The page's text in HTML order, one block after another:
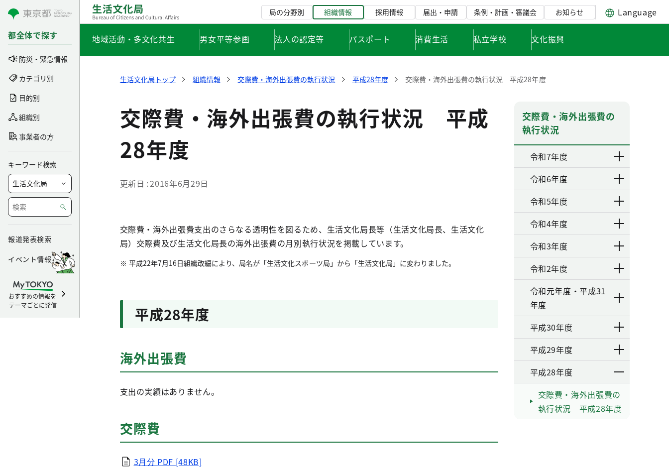
コンテンツにスキップ
都全体で探す
防災・緊急情報
カテゴリ別
目的別
組織別
事業者の方
キーワード検索
報道発表検索
イベント情報
おすすめの情報を
テーマごとに発信
局の分野別 組織情報 採用情報 届出・申請 条例・計画・審議会 お知らせ Language
地域活動・多文化共生 男女平等参画 法人の認定等 パスポート 消費生活 私立学校 文化振興
生活文化局トップ 組織情報 交際費・海外出張費の執行状況 平成28年度 交際費・海外出張費の執行状況 平成28年度
交際費・海外出張費の執行状況 平成
28年度
更新日 2016年6月29日
交際費・海外出張費支出のさらなる透明性を図るため、生活文化局長等（生活文化局長、生活文化
局）交際費及び生活文化局長の海外出張費の月別執行状況を掲載しています。
平成22年7月16日組織改編により、局名が「生活文化スポーツ局」から「生活文化局」に変わりました。
平成28年度
海外出張費
支出の実績はありません。
交際費
3月分 PDF [48KB]
交際費・海外出張費の
執行状況
令和7年度
令和6年度
令和5年度
令和4年度
令和3年度
令和2年度
令和元年度・平成31
年度
平成30年度
平成29年度
平成28年度
交際費・海外出張費の
執行状況 平成28年度